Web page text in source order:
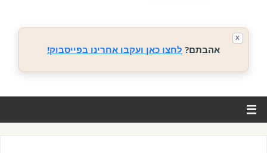
אהבתם? לחצו כאן ועקבו אחרינו בפייסבוק!
X